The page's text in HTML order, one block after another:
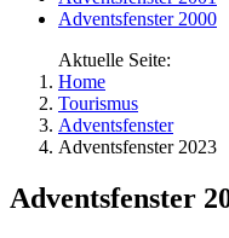
Adventsfenster 2000
Aktuelle Seite:
Home
Tourismus
Adventsfenster
Adventsfenster 2023
Adventsfenster